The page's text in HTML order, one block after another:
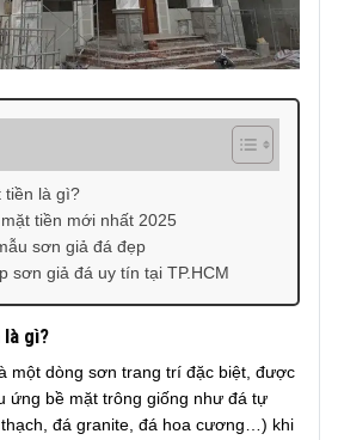
tiền là gì?
tiền mới nhất 2025
sơn giả đá đẹp
sơn giả đá uy tín tại TP.HCM
là gì?
một dòng sơn trang trí đặc biệt, được
ứng bề mặt trông giống như đá tự
đá granite, đá hoa cương…) khi